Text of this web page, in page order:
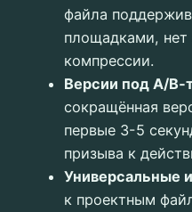
файла
площадками, нет
компрессии.
Версии под A/
сокращённая
первые 3-5
призыва к
Универсальные
к проектным